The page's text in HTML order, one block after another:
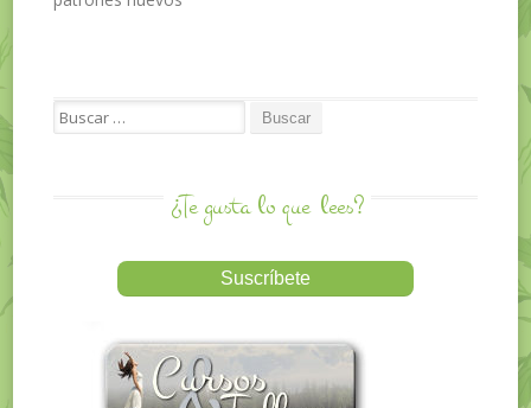
Search for:
¿Te gusta lo que lees?